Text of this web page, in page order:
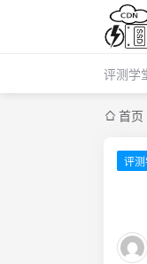
评测学
首页
评